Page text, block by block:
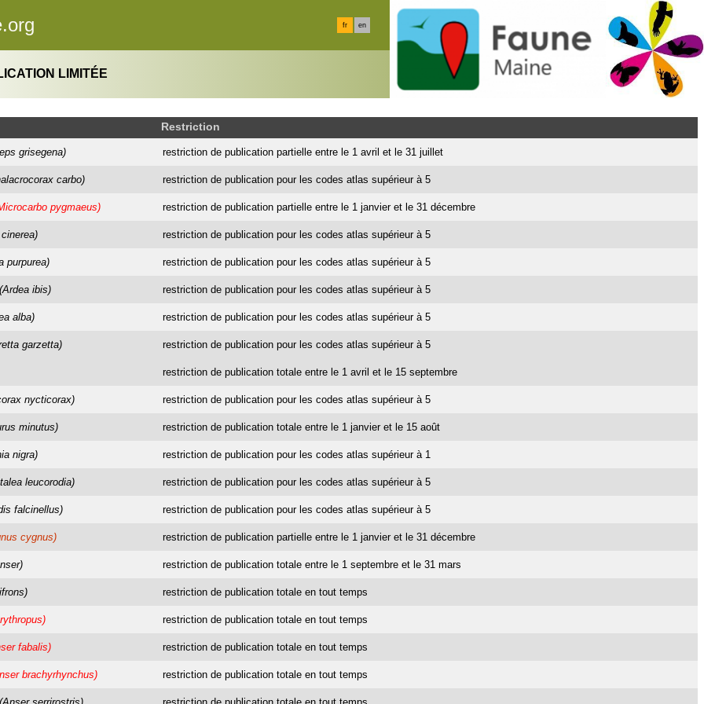
fr en
LIMITÉE
Restriction
grisegena) restriction de publication partielle entre le 1 avril et le 31 juillet
carbo) restriction de publication pour les codes atlas supérieur à 5
pygmaeus) restriction de publication partielle entre le 1 janvier et le 31 décembre
restriction de publication pour les codes atlas supérieur à 5
purpurea) restriction de publication pour les codes atlas supérieur à 5
(Ardea ibis) restriction de publication pour les codes atlas supérieur à 5
alba) restriction de publication pour les codes atlas supérieur à 5
garzetta) restriction de publication pour les codes atlas supérieur à 5
restriction de publication totale entre le 1 avril et le 15 septembre
nycticorax) restriction de publication pour les codes atlas supérieur à 5
minutus) restriction de publication totale entre le 1 janvier et le 15 août
nigra) restriction de publication pour les codes atlas supérieur à 1
leucorodia) restriction de publication pour les codes atlas supérieur à 5
falcinellus) restriction de publication pour les codes atlas supérieur à 5
cygnus) restriction de publication partielle entre le 1 janvier et le 31 décembre
restriction de publication totale entre le 1 septembre et le 31 mars
restriction de publication totale en tout temps
restriction de publication totale en tout temps
fabalis) restriction de publication totale en tout temps
brachyrhynchus) restriction de publication totale en tout temps